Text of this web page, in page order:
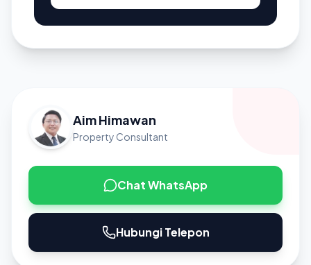
Aim Himawan
Property Consultant
Chat WhatsApp
Hubungi Telepon